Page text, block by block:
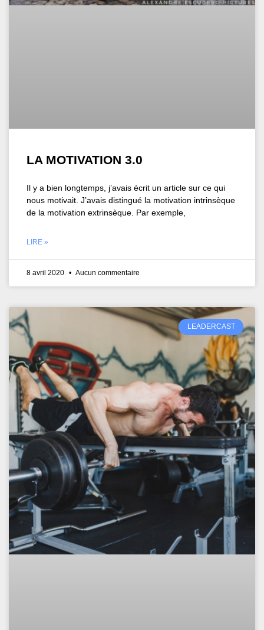
LA MOTIVATION 3.0
Il y a bien longtemps, j’avais écrit un article sur ce qui
nous motivait. J’avais distingué la motivation intrinsèque
de la motivation extrinsèque. Par exemple,
LIRE »
8 avril 2020 Aucun commentaire
LEADERCAST